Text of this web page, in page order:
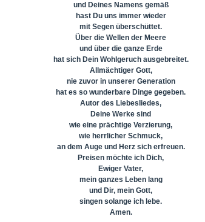
und Deines Namens gemäß
hast Du uns immer wieder
mit Segen überschüttet.
Über die Wellen der Meere
und über die ganze Erde
hat sich Dein Wohlgeruch ausgebreitet.
Allmächtiger Gott,
nie zuvor in unserer Generation
hat es so wunderbare Dinge gegeben.
Autor des Liebesliedes,
Deine Werke sind
wie eine prächtige Verzierung,
wie herrlicher Schmuck,
an dem Auge und Herz sich erfreuen.
Preisen möchte ich Dich,
Ewiger Vater,
mein ganzes Leben lang
und Dir, mein Gott,
singen solange ich lebe.
Amen.